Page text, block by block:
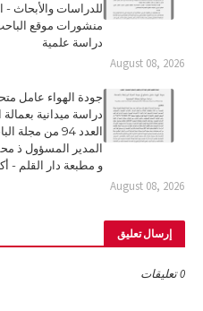
للدراسات والأبحاث
دراسة علمية
August 08, 2026
جودة الهواء عامل
دراسة ميدانية
العدد 94 من
المدير المسؤول ذ
و مطبعة دار القلم - أكثر من 64
August 08, 2026
إرسال تعليق
0 تعليقات